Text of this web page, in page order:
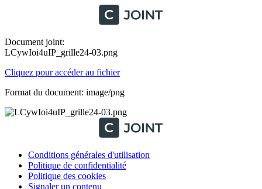
Document joint:
LCywIoi4uIP_grille24-03.png
Cliquez pour accéder au fichier
Format du document: image/png
Conditions générales d'utilisation
Politique de confidentialité
Politique des cookies
Signaler un contenu